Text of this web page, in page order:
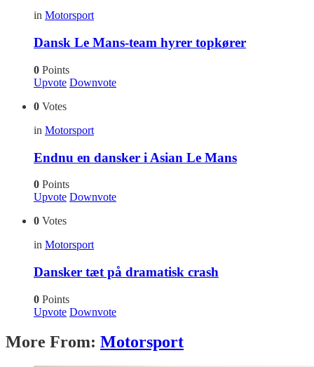
in Motorsport
Dansk Le Mans-team hyrer topkører
0 Points
Upvote Downvote
0 Votes
in Motorsport
Endnu en dansker i Asian Le Mans
0 Points
Upvote Downvote
0 Votes
in Motorsport
Dansker tæt på dramatisk crash
0 Points
Upvote Downvote
More From: Motorsport